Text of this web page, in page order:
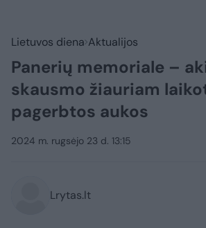
Lietuvos diena Aktualijos
Panerių memoriale –
skausmo žiauriam
pagerbtos aukos
2024 m. rugsėjo 23 d. 13:15
Lrytas.lt